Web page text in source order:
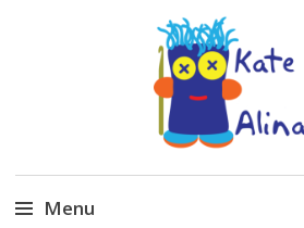
Made by Kate
Kate Alinari, corsi di
schemi gratuiti, amigurumi, I
Strano, traduzioni e
Menu